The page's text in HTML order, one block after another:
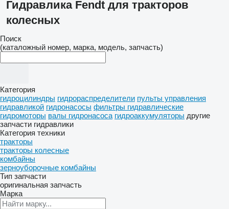
Гидравлика Fendt для тракторов
колесных
Поиск
(каталожный номер, марка, модель, запчасть)
Категория
гидроцилиндры гидрораспределители пульты управления
гидравликой гидронасосы фильтры гидравлические
гидромоторы валы гидронасоса гидроаккумуляторы другие
запчасти гидравлики
Категория техники
тракторы
тракторы колесные
комбайны
зерноуборочные комбайны
Тип запчасти
оригинальная запчасть
Марка